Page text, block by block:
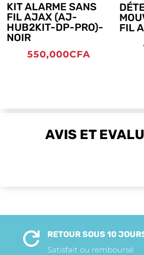
KIT ALARME SANS
FIL AJAX (AJ-
HUB2KIT-DP-PRO)-
NOIR
550,000CFA
FIL
AVIS ET

RETOUR SOUS 10
Satisfait ou remboursé